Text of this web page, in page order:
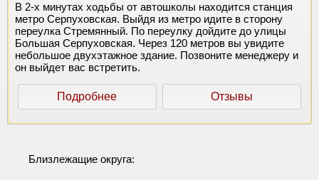
В 2-х минутах ходьбы от автошколы находится станция
метро Серпуховская. Выйдя из метро идите в сторону
переулка Стремянный. По переулку дойдите до улицы
Большая Серпуховская. Через 120 метров вы увидите
небольшое двухэтажное здание. Позвоните менеджеру и
он выйдет вас встретить.
Подробнее Отзывы
Близлежащие округа: